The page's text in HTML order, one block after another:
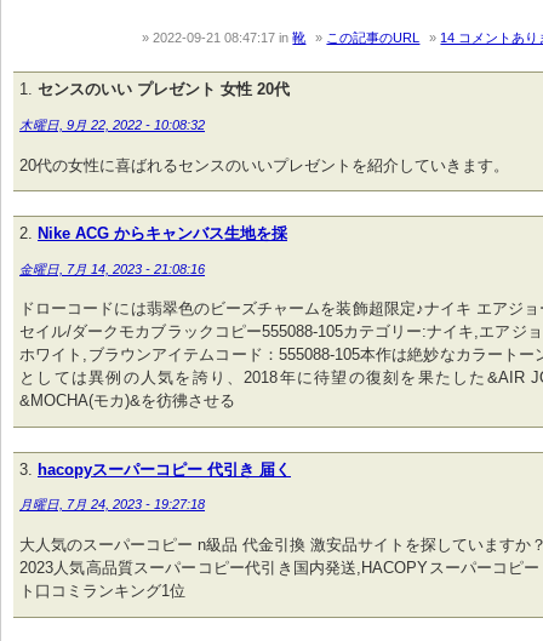
2022-09-21 08:47:17in靴 この記事のURL 14 コメントあり
センスのいい プレゼント 女性 20代
木曜日, 9月 22, 2022 - 10:08:32
20代の女性に喜ばれるセンスのいいプレゼントを紹介していきます。
Nike ACG からキャンバス生地を採
金曜日, 7月 14, 2023 - 21:08:16
ドローコードには翡翠色のビーズチャームを装飾超限定♪ナイキ エアジ
セイル/ダークモカブラックコピー555088-105カテゴリー:ナイキ,エアジ
ホワイト,ブラウンアイテムコード：555088-105本作は絶妙なカラートー
としては異例の人気を誇り、2018年に待望の復刻を果たした&AIR
&MOCHA(モカ)&を彷彿させる
hacopyスーパーコピー 代引き 届く
月曜日, 7月 24, 2023 - 19:27:18
大人気のスーパーコピー n級品 代金引換 激安品サイトを探していますか
2023人気高品質スーパーコピー代引き国内発送,HACOPYスーパーコピ
ト口コミランキング1位